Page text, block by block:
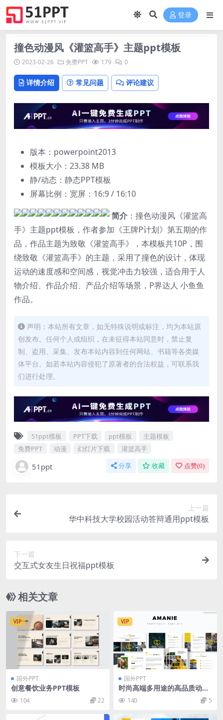
登录
撞色动漫风《灌篮高手》主题ppt模板
2023-02-26 免费PPT 179 0
详情介绍 常见问题 评论建议
版本：powerpoint2013
模板大小： 23.38 MB
静/动态：静态PPT模板
屏幕比例：宽屏：16:9 / 16:10
简介 ：撞色动漫风《灌篮高
手》主题ppt模板，作者参加《王牌P计划》第五期的作
品，作品主题为致敬《灌篮高手》，本模板共10P，围
绕致敬《灌篮高手》的主题，采用了撞色的设计，体现
运动的速度感和空间感，视觉冲击力较强，适合用于人
物介绍、作品介绍、产品介绍等场景，P界达人 小鱼鱼
作品。
声明：本站所有文章，如无特殊说明或标注，均为本站原
创发布。任何个人或组织，在未征得本站同意时，禁止复
制、盗用、采集、发布本站内容到任何网站、书籍等各类媒
体平台。如若本站内容侵犯了原著者的合法权益，可联系我
们进行处理。
51ppt模板 PPT下载 ppt模板
主题模板
免费PPT
动漫 幻灯片下载 灌篮高手
51ppt 分享 收藏 点赞(0)
上一篇
华中科技大学校园活动答辩通用ppt模板
下一篇
交互式女友生日祝福ppt模板
相关文章
VIP
国外PPT
创意餐饮业务PPT模板
104 22
VIP
国外PPT
时尚高端多用途的高品质动物
powerpoint幻灯片述职报告p
pt演示模板（pptx）
140 5